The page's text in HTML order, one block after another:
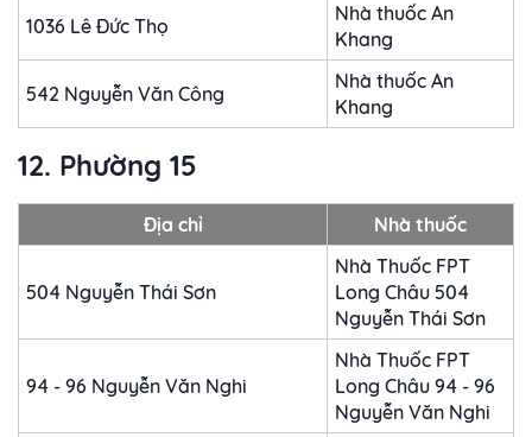
1036 Lê Đức Thọ
Nhà thuốc An
Khang
542 Nguyễn Văn Công
Nhà thuốc An
Khang
12. Phường 15
Địa chỉ Nhà thuốc
504 Nguyễn Thái Sơn
Nhà Thuốc FPT
Long Châu 504
Nguyễn Thái Sơn
94 - 96 Nguyễn Văn Nghi
Nhà Thuốc FPT
Long Châu 94 - 96
Nguyễn Văn Nghi